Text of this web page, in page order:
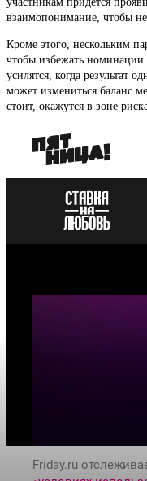
взаимопонимание, чтобы
Кроме этого, нескольким
чтобы избежать
усилятся, когда результат
может измениться баланс
стоит, окажутся в зоне